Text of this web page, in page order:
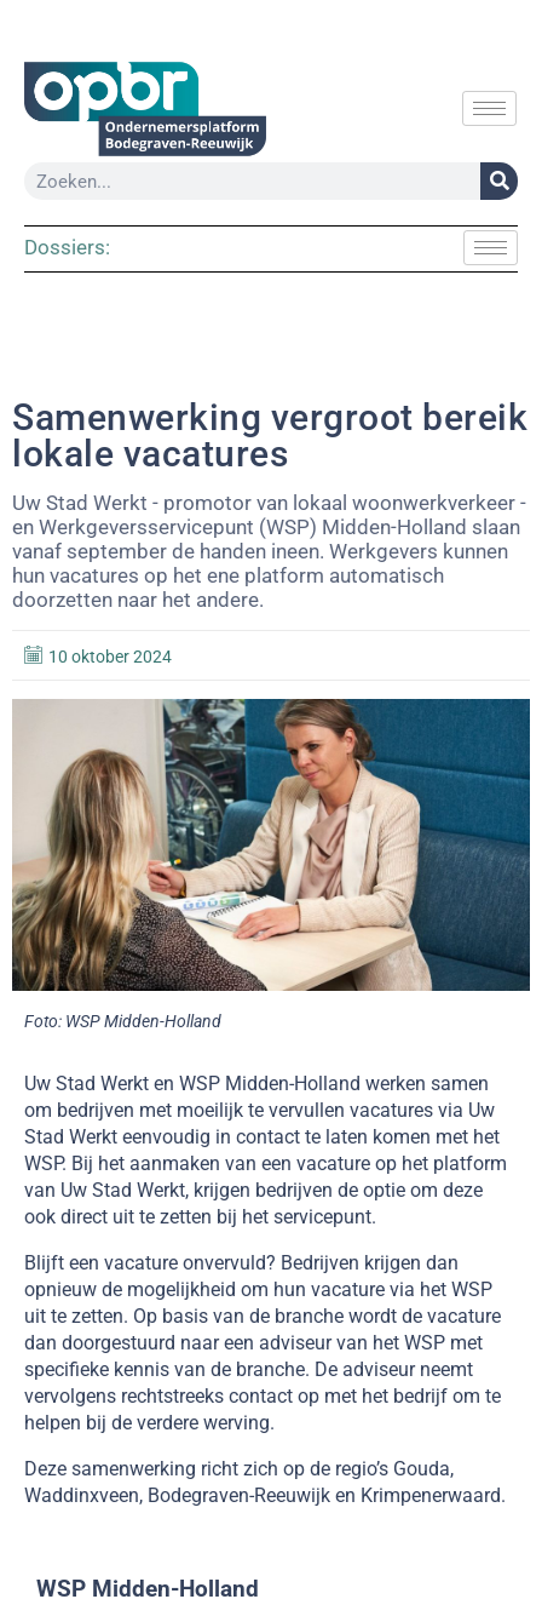
Dossiers:
Samenwerking vergroot bereik
lokale vacatures
Uw Stad Werkt - promotor van lokaal woonwerkverkeer -
en Werkgeversservicepunt (WSP) Midden-Holland slaan
vanaf september de handen ineen. Werkgevers kunnen
hun vacatures op het ene platform automatisch
doorzetten naar het andere.
10 oktober 2024
Foto: WSP Midden-Holland
Uw Stad Werkt en WSP Midden-Holland werken samen
om bedrijven met moeilijk te vervullen vacatures via Uw
Stad Werkt eenvoudig in contact te laten komen met het
WSP. Bij het aanmaken van een vacature op het platform
van Uw Stad Werkt, krijgen bedrijven de optie om deze
ook direct uit te zetten bij het servicepunt.
Blijft een vacature onvervuld? Bedrijven krijgen dan
opnieuw de mogelijkheid om hun vacature via het WSP
uit te zetten. Op basis van de branche wordt de vacature
dan doorgestuurd naar een adviseur van het WSP met
specifieke kennis van de branche. De adviseur neemt
vervolgens rechtstreeks contact op met het bedrijf om te
helpen bij de verdere werving.
Deze samenwerking richt zich op de regio’s Gouda,
Waddinxveen, Bodegraven-Reeuwijk en Krimpenerwaard.
WSP Midden-Holland